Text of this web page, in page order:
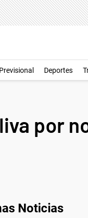
Previsional Deportes
por
Noticias